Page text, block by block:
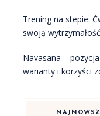
Trening na stepie:
swoją wytrzymałość
Navasana –
warianty i korzyści